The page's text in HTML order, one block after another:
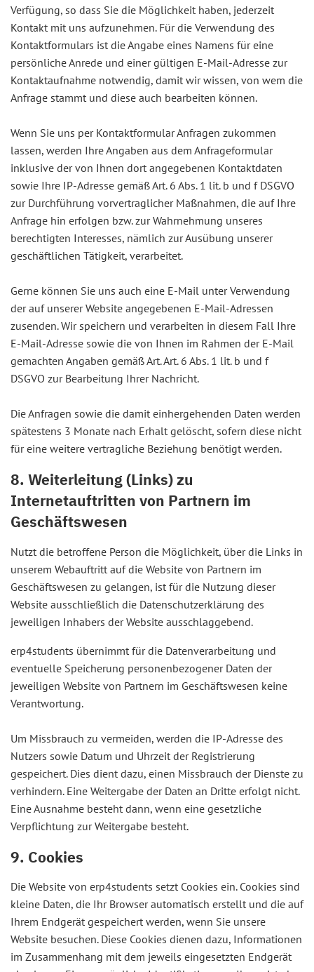
Verfügung, so dass Sie die Möglichkeit haben, jederzeit
Kontakt mit uns aufzunehmen. Für die Verwendung des
Kontaktformulars ist die Angabe eines Namens für eine
persönliche Anrede und einer gültigen E-Mail-Adresse zur
Kontaktaufnahme notwendig, damit wir wissen, von wem die
Anfrage stammt und diese auch bearbeiten können.
Wenn Sie uns per Kontaktformular Anfragen zukommen
lassen, werden Ihre Angaben aus dem Anfrageformular
inklusive der von Ihnen dort angegebenen Kontaktdaten
sowie Ihre IP-Adresse gemäß Art. 6 Abs. 1 lit. b und f DSGVO
zur Durchführung vorvertraglicher Maßnahmen, die auf Ihre
Anfrage hin erfolgen bzw. zur Wahrnehmung unseres
berechtigten Interesses, nämlich zur Ausübung unserer
geschäftlichen Tätigkeit, verarbeitet.
Gerne können Sie uns auch eine E-Mail unter Verwendung
der auf unserer Website angegebenen E-Mail-Adressen
zusenden. Wir speichern und verarbeiten in diesem Fall Ihre
E-Mail-Adresse sowie die von Ihnen im Rahmen der E-Mail
gemachten Angaben gemäß Art. Art. 6 Abs. 1 lit. b und f
DSGVO zur Bearbeitung Ihrer Nachricht.
Die Anfragen sowie die damit einhergehenden Daten werden
spätestens 3 Monate nach Erhalt gelöscht, sofern diese nicht
für eine weitere vertragliche Beziehung benötigt werden.
8. Weiterleitung (Links) zu
Internetauftritten von Partnern im
Geschäftswesen
Nutzt die betroffene Person die Möglichkeit, über die Links in
unserem Webauftritt auf die Website von Partnern im
Geschäftswesen zu gelangen, ist für die Nutzung dieser
Website ausschließlich die Datenschutzerklärung des
jeweiligen Inhabers der Website ausschlaggebend.
erp4students übernimmt für die Datenverarbeitung und
eventuelle Speicherung personenbezogener Daten der
jeweiligen Website von Partnern im Geschäftswesen keine
Verantwortung.
Um Missbrauch zu vermeiden, werden die IP-Adresse des
Nutzers sowie Datum und Uhrzeit der Registrierung
gespeichert. Dies dient dazu, einen Missbrauch der Dienste zu
verhindern. Eine Weitergabe der Daten an Dritte erfolgt nicht.
Eine Ausnahme besteht dann, wenn eine gesetzliche
Verpflichtung zur Weitergabe besteht.
9. Cookies
Die Website von erp4students setzt Cookies ein. Cookies sind
kleine Daten, die Ihr Browser automatisch erstellt und die auf
Ihrem Endgerät gespeichert werden, wenn Sie unsere
Website besuchen. Diese Cookies dienen dazu, Informationen
im Zusammenhang mit dem jeweils eingesetzten Endgerät